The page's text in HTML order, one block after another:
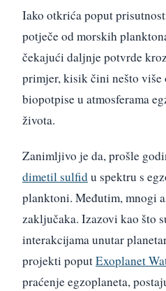
Iako otkrića poput
potječe od morskih
čekajući daljnje potvrde
primjer, kisik čini nešto
biopotpise u atmosferama
života.
Zanimljivo je da, prošle
dimetil sulfidu spektru s
planktoni. Međutim, mnogi
zaključaka. Izazovi kao što
interakcijama unutar
projekti poputExoplanet
praćenje egzoplaneta,